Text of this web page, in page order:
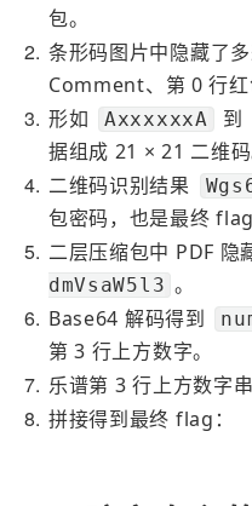
包。
2 条形码图片中隐藏了
Comment、第 0 行红
3 形如 AxxxxxxA 到
据组成 21 × 21 二维码
4 二维码识别结果
包密码，也是最终 flag
5 二层压缩包中 PDF 隐
dmVsaW5l3 。
6 Base64 解码得到
第 3 行上方数字。
7 乐谱第 3 行上方数字
8 拼接得到最终 flag：